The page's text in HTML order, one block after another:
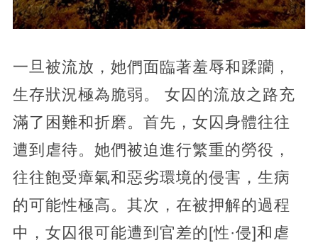
一旦被流放，她們面臨著羞辱和蹂躪，
生存狀況極為脆弱。 女囚的流放之路充
滿了困難和折磨。首先，女囚身體往往
遭到虐待。她們被迫進行繁重的勞役，
往往飽受瘴氣和惡劣環境的侵害，生病
的可能性極高。其次，在被押解的過程
中，女囚很可能遭到官差的[性·侵]和虐